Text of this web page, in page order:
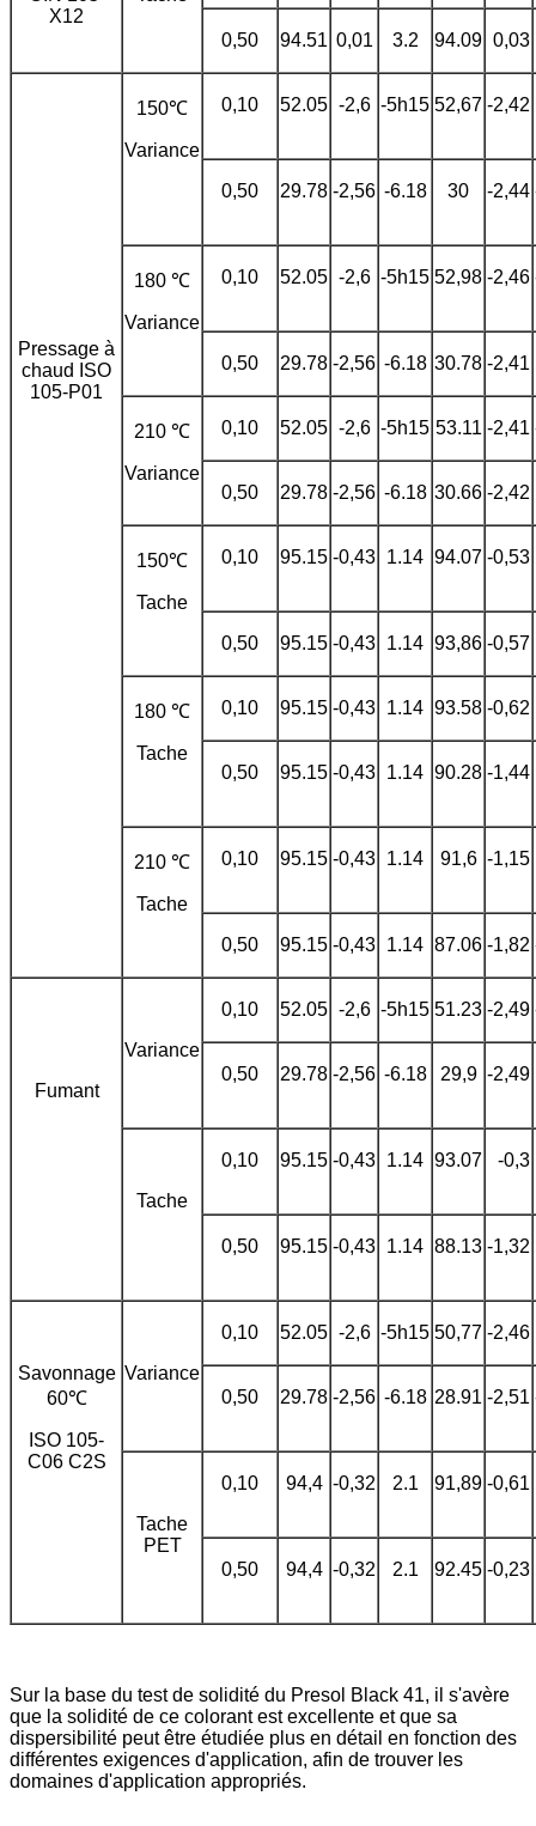
X12
0,50 94.51 0,01 3.2 94.09 0,03
Pressage à
chaud ISO
105-P01
150℃
Variance
0,10 52.05 -2,6 -5h15 52,67 -2,42
0,50 29.78 -2,56 -6.18 30 -2,44
180 ℃
Variance
0,10 52.05 -2,6 -5h15 52,98 -2,46
0,50 29.78 -2,56 -6.18 30.78 -2,41
210 ℃
Variance
0,10 52.05 -2,6 -5h15 53.11 -2,41
0,50 29.78 -2,56 -6.18 30.66 -2,42
150℃
Tache
0,10 95.15 -0,43 1.14 94.07 -0,53
0,50 95.15 -0,43 1.14 93,86 -0,57
180 ℃
Tache
0,10 95.15 -0,43 1.14 93.58 -0,62
0,50 95.15 -0,43 1.14 90.28 -1,44
210 ℃
Tache
0,10 95.15 -0,43 1.14 91,6 -1,15
0,50 95.15 -0,43 1.14 87.06 -1,82
Fumant
Variance
0,10 52.05 -2,6 -5h15 51.23 -2,49
0,50 29.78 -2,56 -6.18 29,9 -2,49
Tache
0,10 95.15 -0,43 1.14 93.07 -0,3
0,50 95.15 -0,43 1.14 88.13 -1,32
Savonnage
60℃
ISO 105-
C06 C2S
Variance
0,10 52.05 -2,6 -5h15 50,77 -2,46
0,50 29.78 -2,56 -6.18 28.91 -2,51
Tache
PET
0,10 94,4 -0,32 2.1 91,89 -0,61
0,50 94,4 -0,32 2.1 92.45 -0,23
Sur la base du test de solidité du Presol Black 41, il s'avère
que la solidité de ce colorant est excellente et que sa
dispersibilité peut être étudiée plus en détail en fonction des
différentes exigences d'application, afin de trouver les
domaines d'application appropriés.